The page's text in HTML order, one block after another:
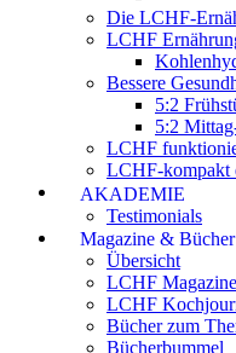
Die LCHF-
LCHF
Bessere
5:2
5:2
LCHF
LCHF-kompakt
AKADEMIE
Testimonials
Magazine & Bücher
Übersicht
LCHF Magazine
LCHF
Bücher zum
Bücherbummel